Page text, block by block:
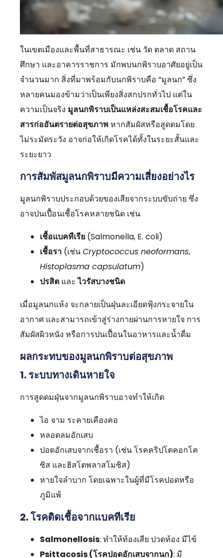
ในเขตเมืองและพื้นที่สาธารณะ เช่น วัด ตลาด สถาน
ศึกษา และอาคารราชการ มักพบนกพิราบอาศัยอยู่เป็น
จำนวนมาก สิ่งที่มาพร้อมกับนกพิราบคือ “มูลนก” ซึ่ง
หลายคนมองข้ามว่าเป็นเพียงสิ่งสกปรกทั่วไป แต่ใน
ความเป็นจริง มูลนกพิราบเป็นแหล่งสะสมเชื้อโรคและ
สารก่ออันตรายต่อสุขภาพ หากสัมผัสหรือสูดดมโดย
ไม่ระมัดระวัง อาจก่อให้เกิดโรคได้ทั้งในระยะสั้นและ
ระยะยาว
การสัมพัสมูลนกพิราบมีความเสี่ยงอย่างไร
มูลนกพิราบประกอบด้วยของเสียจากระบบขับถ่าย ซึ่ง
อาจปนเปื้อนเชื้อโรคหลายชนิด เช่น
เชื้อแบคทีเรีย (Salmonella, E. coli)
เชื้อรา (เช่นCryptococcus neoformans,
Histoplasma capsulatum)
ปรสิต และไวรัสบางชนิด
เมื่อมูลนกแห้ง จะกลายเป็นฝุ่นละเอียดฟุ้งกระจายใน
อากาศ และสามารถเข้าสู่ร่างกายผ่านการหายใจ การ
สัมผัสผิวหนัง หรือการปนเปื้อนในอาหารและน้ำดื่ม
ผลกระทบของมูลนกพิราบต่อสุขภาพ
1. ระบบทางเดินหายใจ
การสูดดมฝุ่นจากมูลนกพิราบอาจทำให้เกิด
ไอ จาม ระคายเคืองคอ
หลอดลมอักเสบ
ปอดอักเสบจากเชื้อรา (เช่น โรคคริปโตคอกโค
ซิส และฮิสโตพลาสโมซิส)
หายใจลำบาก โดยเฉพาะในผู้ที่มีโรคปอดหรือ
ภูมิแพ้
2. โรคติดเชื้อจากแบคทีเรีย
Salmonellosis: ทำให้ท้องเสีย ปวดท้อง มีไข้
Psittacosis (โรคปอดอักเสบจากนก): มี